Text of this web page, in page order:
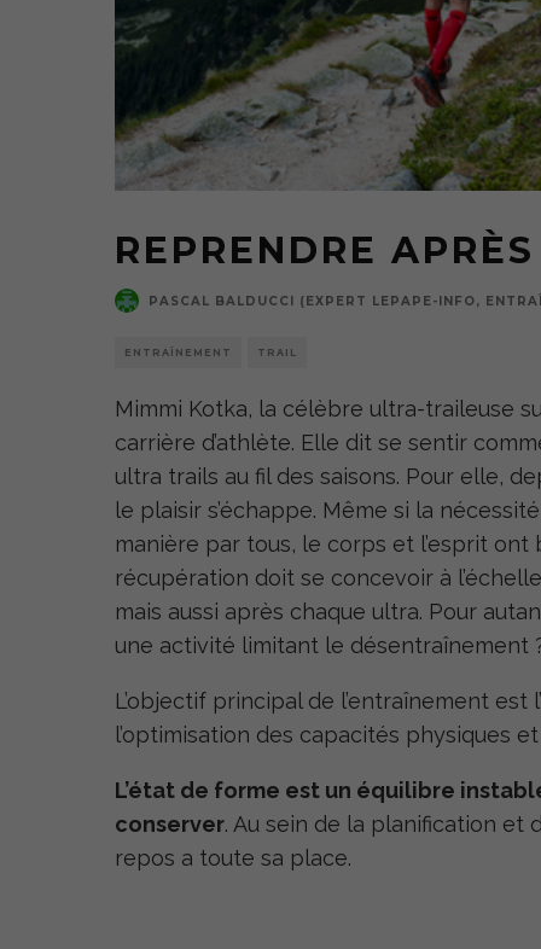
REPRENDRE
PASCAL BALDUCCI (EXPERT LEPAPE-INFO,
ENTRAÎNEMENT TRAIL
Mimmi Kotka, la célèbre ultra-traileuse
carrière d’athlète. Elle dit se sentir
ultra trails au fil des saisons. Pour elle,
le plaisir s’échappe. Même si la
manière par tous, le corps et l’esprit
récupération doit se concevoir à
mais aussi après chaque ultra. Pour
une activité limitant le désentraînement
L’objectif principal de l’entraînement
l’optimisation des capacités physiques
L’état de forme est un équilibre
conserver. Au sein de la planification et
repos a toute sa place.